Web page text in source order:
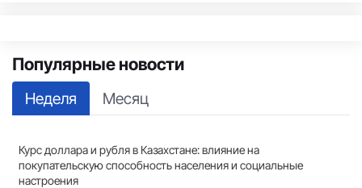
Популярные новости
Неделя Месяц
Курс доллара и рубля в Казахстане: влияние на
покупательскую способность населения и социальные
настроения